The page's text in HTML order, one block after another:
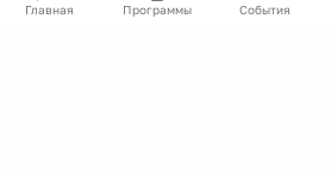
Главная Программы События